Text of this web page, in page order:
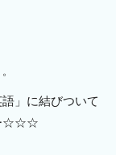
」に結びついて
☆☆☆